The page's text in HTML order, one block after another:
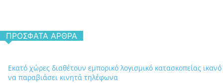
ΠΡΌΣΦΑΤΑ ΆΡΘΡΑ
Εκατό χώρες διαθέτουν εμπορικό λογισμικό κατασκοπείας ικανό
να παραβιάσει κινητά τηλέφωνα